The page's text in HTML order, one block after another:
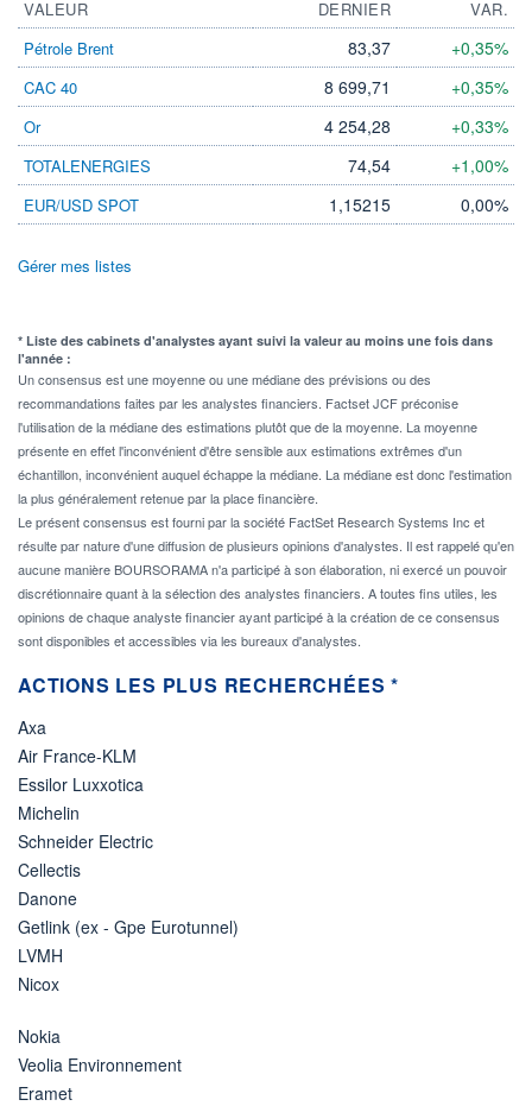
VALEUR DERNIER
VAR.
Pétrole Brent
83,37 +0,35%
CAC 40 8 699,71 +0,35%
Or 4 254,28 +0,33%
TOTALENERGIES 74,54 +1,00%
EUR/USD SPOT 1,15215 0,00%
Gérer mes listes
* Liste des cabinets d'analystes ayant suivi la valeur au moins une fois dans
l'année :
Un consensus est une moyenne ou une médiane des prévisions ou des
recommandations faites par les analystes financiers. Factset JCF préconise
l'utilisation de la médiane des estimations plutôt que de la moyenne. La moyenne
présente en effet l'inconvénient d'être sensible aux estimations extrêmes d'un
échantillon, inconvénient auquel échappe la médiane. La médiane est donc l'estimation
la plus généralement retenue par la place financière.
Le présent consensus est fourni par la société FactSet Research Systems Inc et
résulte par nature d'une diffusion de plusieurs opinions d'analystes. Il est rappelé qu'en
aucune manière BOURSORAMA n'a participé à son élaboration, ni exercé un pouvoir
discrétionnaire quant à la sélection des analystes financiers. A toutes fins utiles, les
opinions de chaque analyste financier ayant participé à la création de ce consensus
sont disponibles et accessibles via les bureaux d'analystes.
ACTIONS LES PLUS RECHERCHÉES *
Axa
Air France-KLM
Essilor Luxxotica
Michelin
Schneider Electric
Cellectis
Danone
Getlink (ex - Gpe Eurotunnel)
LVMH
Nicox
Nokia
Veolia Environnement
Eramet